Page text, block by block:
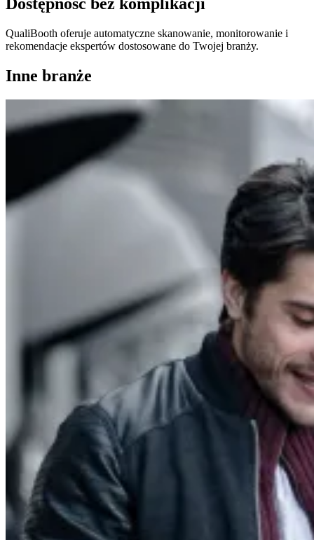
QualiBooth oferuje automatyczne skanowanie, monitorowanie i
rekomendacje ekspertów dostosowane do Twojej branży.
Inne branże